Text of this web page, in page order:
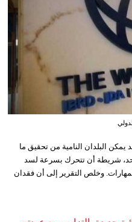
يمكن البلدان النامية من تحقيق ما
شريطة أن تتحرك بسرعة لسد
وخلص التقرير إلى أن فقدان